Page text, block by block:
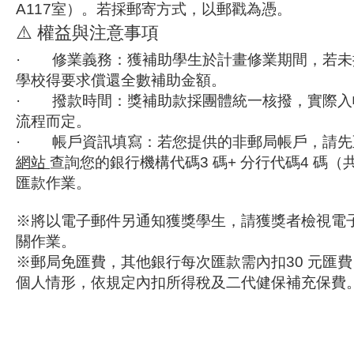
A117室） 。若採郵寄方式，以郵戳為憑。
⚠️ 權益與注意事項
· 修業義務： 獲補助學生於計畫修業期間，若
學校得要求償還全數補助金額。
· 撥款時間： 獎補助款採團體統一核撥 ，實際
流程而定。
· 帳戶資訊填寫： 若您提供的非郵局帳戶，請
網站 查詢您的銀行機構代碼3 碼+ 分行代碼4 碼（
匯款作業。
※將以電子郵件另通知獲獎學生，請獲獎者檢視電
關作業。
※郵局免匯費，其他銀行每次匯款需內扣30 元匯
個人情形，依規定內扣所得稅及二代健保補充保費